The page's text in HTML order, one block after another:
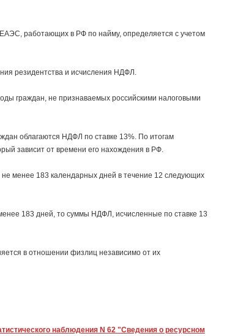
работающих в РФ по найму, определяется с учетом
резидентства и исчисления НДФЛ.
граждан, не признаваемых российскими налоговыми
облагаются НДФЛ по ставке 13%. По итогам
зависит от времени его нахождения в РФ.
менее 183 календарных дней в течение 12 следующих
183 дней, то суммы НДФЛ, исчисленные по ставке 13
в отношении физлиц независимо от их
наблюдения N 62 "Сведения о ресурсном